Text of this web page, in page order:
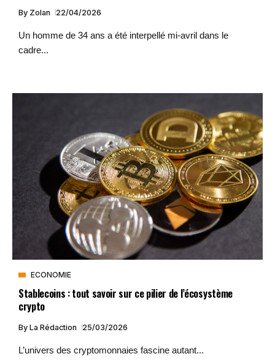
By Zolan 22/04/2026
Un homme de 34 ans a été interpellé mi-avril dans le
cadre...
ECONOMIE
Stablecoins : tout savoir sur ce pilier de l’écosystème
crypto
By La Rédaction 25/03/2026
L’univers des cryptomonnaies fascine autant...